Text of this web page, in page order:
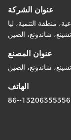
عنوان الشركة
منطقة التنمية، ليا
عنوان المصنع
الهاتف
86--13206355356